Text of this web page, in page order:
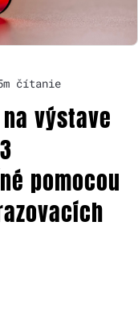
čítanie
výstave
pomocou